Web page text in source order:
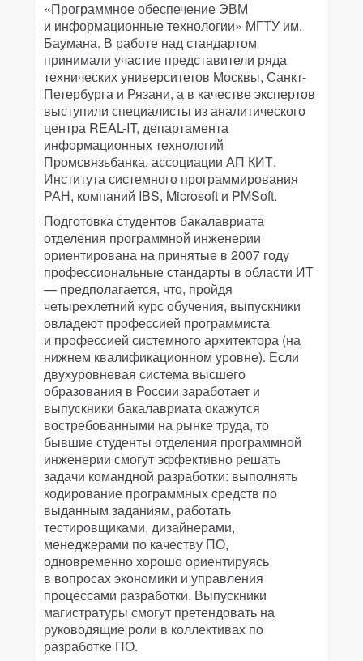
«Программное обеспечение ЭВМ
и информационные технологии» МГТУ им.
Баумана. В работе над стандартом
принимали участие представители ряда
технических университетов Москвы, Санкт-
Петербурга и Рязани, а в качестве экспертов
выступили специалисты из аналитического
центра REAL-IT, департамента
информационных технологий
Промсвязьбанка, ассоциации АП КИТ,
Института системного программирования
РАН, компаний IBS, Microsoft и PMSoft.
Подготовка студентов бакалавриата
отделения программной инженерии
ориентирована на принятые в 2007 году
профессиональные стандарты в области ИТ
— предполагается, что, пройдя
четырехлетний курс обучения, выпускники
овладеют профессией программиста
и профессией системного архитектора (на
нижнем квалификационном уровне). Если
двухуровневая система высшего
образования в России заработает и
выпускники бакалавриата окажутся
востребованными на рынке труда, то
бывшие студенты отделения программной
инженерии смогут эффективно решать
задачи командной разработки: выполнять
кодирование программных средств по
выданным заданиям, работать
тестировщиками, дизайнерами,
менеджерами по качеству ПО,
одновременно хорошо ориентируясь
в вопросах экономики и управления
процессами разработки. Выпускники
магистратуры смогут претендовать на
руководящие роли в коллективах по
разработке ПО.